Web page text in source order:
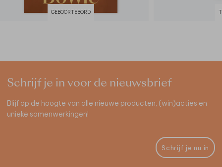
GEBOORTEBORD
Schrijf je in voor de nieuwsbrief
Blijf op de hoogte van alle nieuwe producten, (win)acties en
unieke samenwerkingen!
Schrijf je nu in